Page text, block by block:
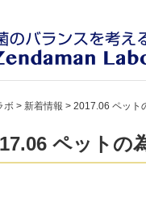
ボ > 新着情報 > 2017.06 ペット
ペットの